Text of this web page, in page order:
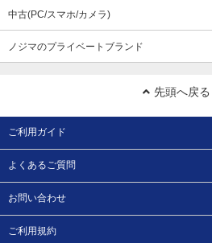
中古(PC/スマホ/カメラ)
ノジマのプライベートブランド
先頭へ戻る
ご利用ガイド
よくあるご質問
お問い合わせ
ご利用規約